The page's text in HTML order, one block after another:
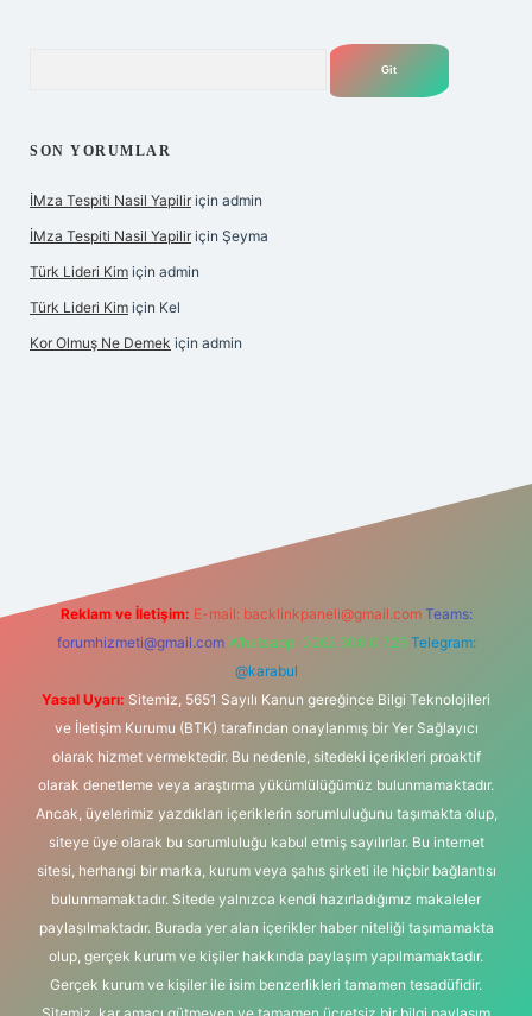
SON YORUMLAR
İMza Tespiti Nasil Yapilir için admin
İMza Tespiti Nasil Yapilir için Şeyma
Türk Lideri Kim için admin
Türk Lideri Kim için Kel
Kor Olmuş Ne Demek için admin
Reklam ve İletişim: E-mail: backlinkpaneli@gmail.com Teams:
forumhizmeti@gmail.com Whatsapp: 0262 606 0 726 Telegram:
@karabul
Yasal Uyarı: Sitemiz, 5651 Sayılı Kanun gereğince Bilgi Teknolojileri
ve İletişim Kurumu (BTK) tarafından onaylanmış bir Yer Sağlayıcı
olarak hizmet vermektedir. Bu nedenle, sitedeki içerikleri proaktif
olarak denetleme veya araştırma yükümlülüğümüz bulunmamaktadır.
Ancak, üyelerimiz yazdıkları içeriklerin sorumluluğunu taşımakta olup,
siteye üye olarak bu sorumluluğu kabul etmiş sayılırlar. Bu internet
sitesi, herhangi bir marka, kurum veya şahıs şirketi ile hiçbir bağlantısı
bulunmamaktadır. Sitede yalnızca kendi hazırladığımız makaleler
paylaşılmaktadır. Burada yer alan içerikler haber niteliği taşımamakta
olup, gerçek kurum ve kişiler hakkında paylaşım yapılmamaktadır.
Gerçek kurum ve kişiler ile isim benzerlikleri tamamen tesadüfidir.